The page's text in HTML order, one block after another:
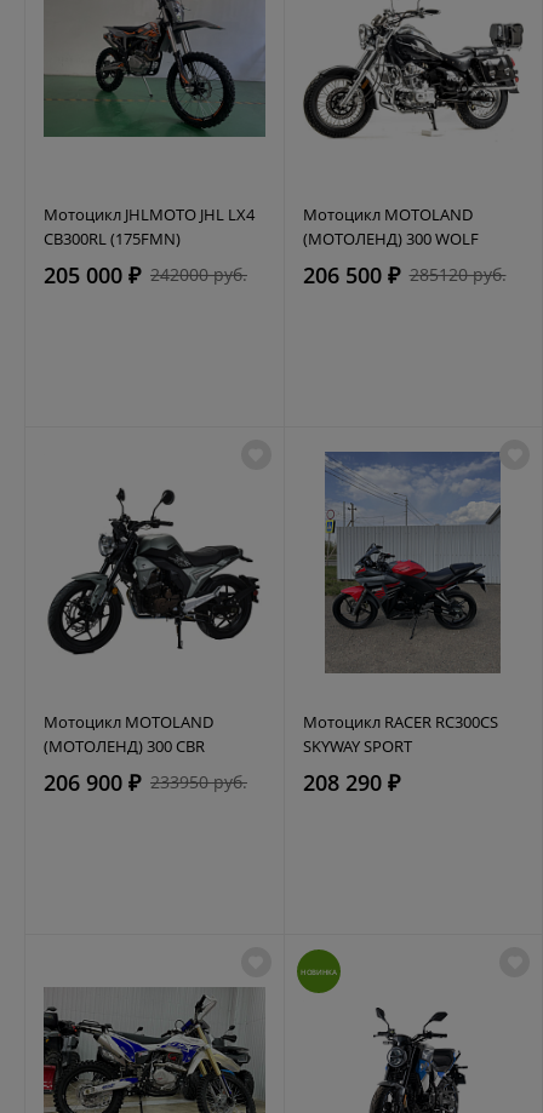
Мотоцикл JHLMOTO JHL LX4
CB300RL (175FMN)
205 000 ₽ 242000 руб.
Мотоцикл MOTOLAND
(МОТОЛЕНД) 300 WOLF
206 500 ₽ 285120 руб.
Мотоцикл MOTOLAND
(МОТОЛЕНД) 300 CBR
206 900 ₽ 233950 руб.
Мотоцикл RACER RC300CS
SKYWAY SPORT
208 290 ₽
НОВИНКА